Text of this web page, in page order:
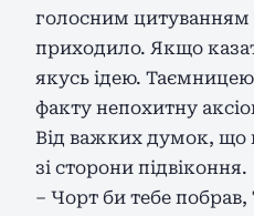
голосним цитуванням
приходило. Якщо
якусь ідею.
факту непохитну
Від важких думок, що
зі сторони підвіконня.
– Чорт би тебе побрав,